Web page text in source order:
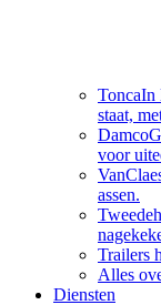
ToncaIn
staat,
Damco
voor
assen.
Trailers
Alles
Diensten